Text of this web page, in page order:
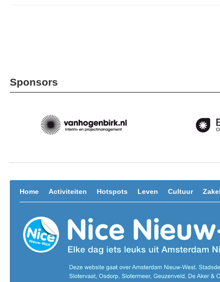
Sponsors
Home Activiteiten Hotspots Leven Cultuur